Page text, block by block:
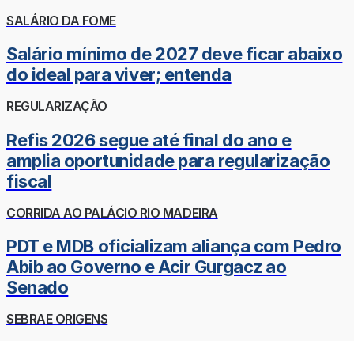
SALÁRIO DA FOME
Salário mínimo de 2027 deve ficar abaixo
do ideal para viver; entenda
REGULARIZAÇÃO
Refis 2026 segue até final do ano e
amplia oportunidade para regularização
fiscal
CORRIDA AO PALÁCIO RIO MADEIRA
PDT e MDB oficializam aliança com Pedro
Abib ao Governo e Acir Gurgacz ao
Senado
SEBRAE ORIGENS